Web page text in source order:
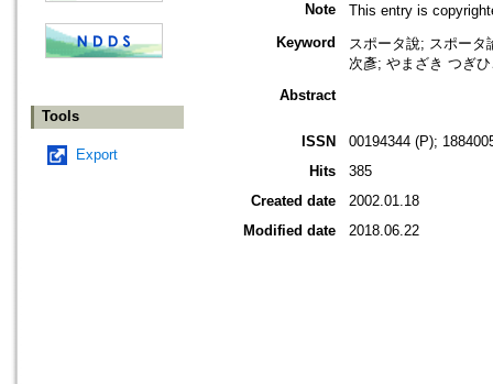
Tools
Export
Note
This entry is
Keyword
スポータ說; スポー
次彥; やまざき つぎ
Abstract
ISSN
00194344 (P);
Hits
385
Created date
2002.01.18
Modified date
2018.06.22